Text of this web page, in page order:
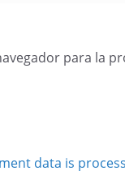
para la
data is